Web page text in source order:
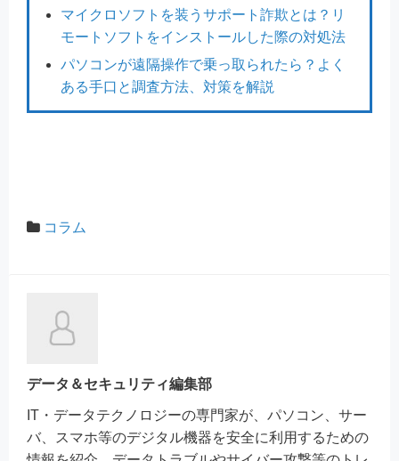
マイクロソフトを装うサポート詐欺とは？リ
モートソフトをインストールした際の対処法
パソコンが遠隔操作で乗っ取られたら？よく
ある手口と調査方法、対策を解説
コラム
データ＆セキュリティ編集部
IT・データテクノロジーの専門家が、パソコン、サー
バ、スマホ等のデジタル機器を安全に利用するための